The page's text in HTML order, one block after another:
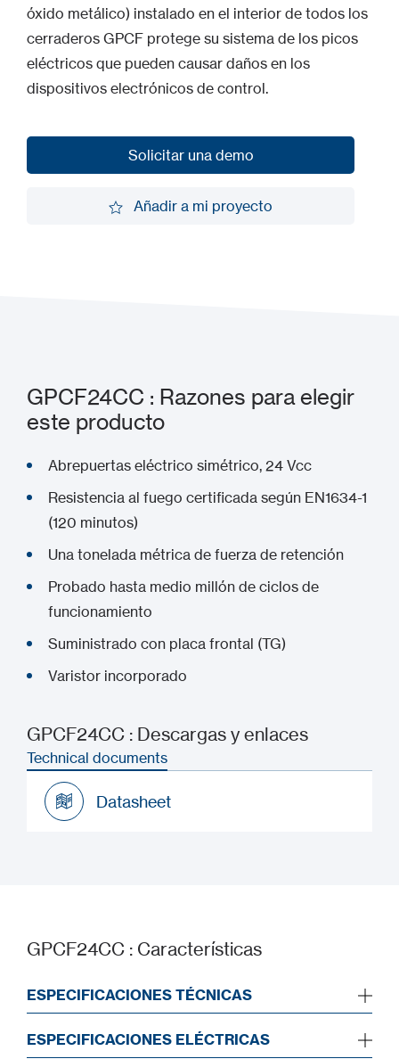
óxido metálico) instalado en el interior de todos los
cerraderos GPCF protege su sistema de los picos
eléctricos que pueden causar daños en los
dispositivos electrónicos de control.
Solicitar una demo
Añadir a mi proyecto
GPCF24CC : Razones para elegir
este producto
Abrepuertas eléctrico simétrico, 24 Vcc
Resistencia al fuego certificada según EN1634-1
(120 minutos)
Una tonelada métrica de fuerza de retención
Probado hasta medio millón de ciclos de
funcionamiento
Suministrado con placa frontal (TG)
Varistor incorporado
GPCF24CC : Descargas y enlaces
Technical documents
Datasheet
GPCF24CC : Características
ESPECIFICACIONES TÉCNICAS
ESPECIFICACIONES ELÉCTRICAS